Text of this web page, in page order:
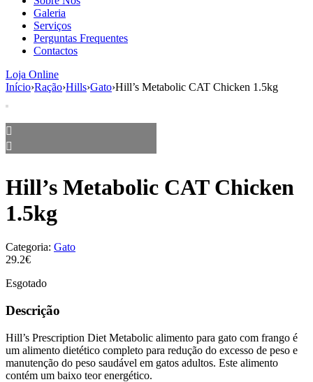
Galeria
Serviços
Perguntas Frequentes
Contactos
Loja Online
Início›Ração›Hills›Gato›Hill’s Metabolic CAT Chicken 1.5kg
Hill’s Metabolic CAT Chicken
1.5kg
Categoria: Gato
29.2€
Esgotado
Descrição
Hill’s Prescription Diet Metabolic alimento para gato com frango é
um alimento dietético completo para redução do excesso de peso e
manutenção do peso saudável em gatos adultos. Este alimento
contém um baixo teor energético.
aumenta a
probabilidade
de ver
conteúdo e
ofertas